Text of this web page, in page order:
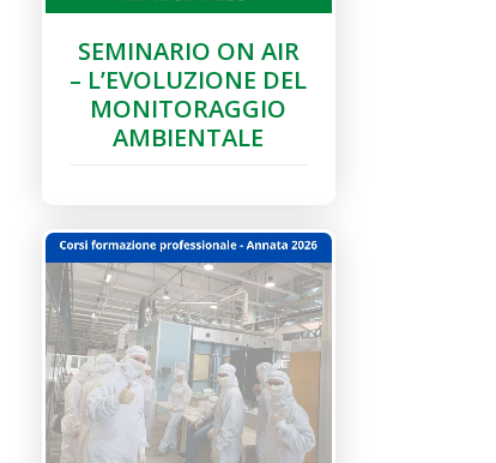
SEMINARIO ON AIR
– L’EVOLUZIONE DEL
MONITORAGGIO
AMBIENTALE